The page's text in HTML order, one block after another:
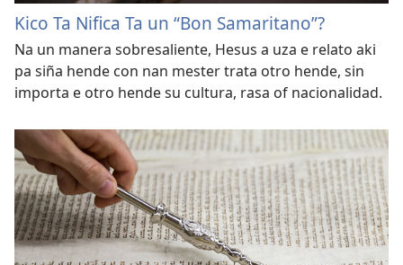
Kico Ta Nifica Ta un “Bon Samaritano”?
Na un manera sobresaliente, Hesus a uza e relato aki
pa siña hende con nan mester trata otro hende, sin
importa e otro hende su cultura, rasa of nacionalidad.